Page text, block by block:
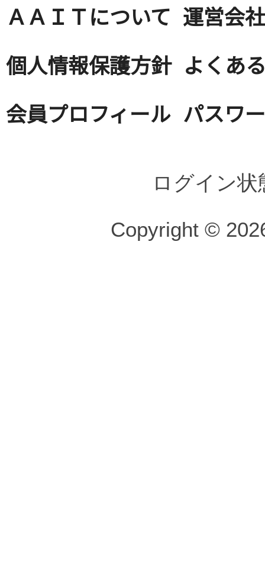
ＡＡＩＴについて 運営会社
個人情報保護方針 よくあ
会員プロフィール パスワ
ログイン
Copyright ©